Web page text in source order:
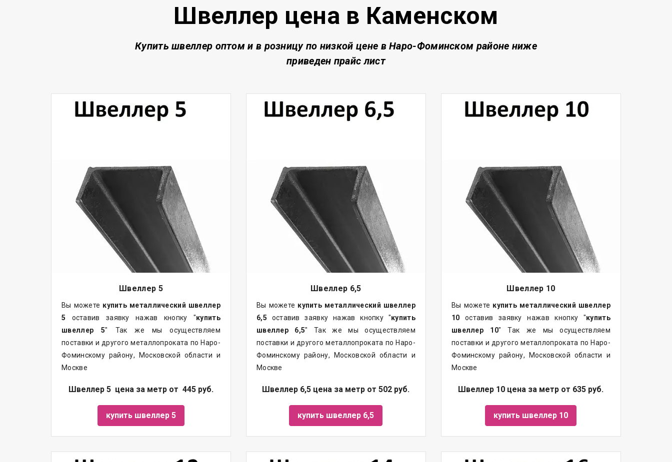
Швеллер цена в Каменском
Купить швеллер оптом и в розницу по низкой цене в Наро-Фоминском районе ниже
приведен прайс лист
Швеллер 5
Вы можете купить металлический швеллер
5 оставив заявку нажав кнопку "купить
швеллер 5" Так же мы осуществляем
поставки и другого металлопроката по Наро-
Фоминскому району, Московской области и
Москве
Швеллер 5 цена за метр от 445 руб.
купить швеллер 5
Швеллер 6,5
Вы можете купить металлический швеллер
6,5 оставив заявку нажав кнопку "купить
швеллер 6,5" Так же мы осуществляем
поставки и другогометаллопроката по Наро-
Фоминскому району, Московской области и
Москве
Швеллер 6,5 цена за метр от 502 руб.
купить швеллер 6,5
Швеллер 10
Вы можете купить металлический швеллер
10оставив заявку нажав кнопку "купить
швеллер 10" Так же мы осуществляем
поставки и другого металлопроката по Наро-
Фоминскому району, Московской области и
Москве
Швеллер 10 цена за метр от 635 руб.
купить швеллер 10